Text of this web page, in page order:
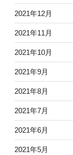
2021年12月
2021年11月
2021年10月
2021年9月
2021年8月
2021年7月
2021年6月
2021年5月